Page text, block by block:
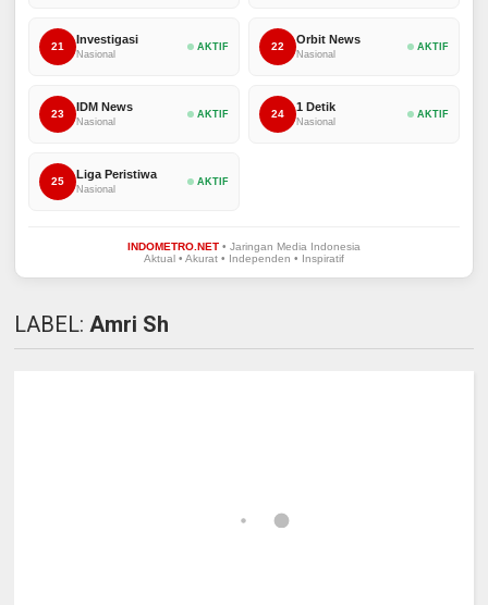
21
Investigasi
Nasional
AKTIF 22
Orbit News
Nasional
AKTIF
23
IDM News
Nasional
AKTIF 24
1 Detik
Nasional
AKTIF
25
Liga Peristiwa
Nasional
AKTIF
INDOMETRO.NET• Jaringan Media Indonesia
Aktual • Akurat • Independen • Inspiratif
LABEL: Amri Sh